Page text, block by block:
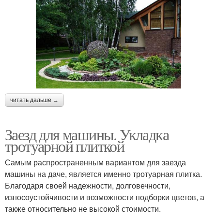
читать дальше →
Заезд для машины. Укладка
тротуарной плиткой
Самым распространенным вариантом для заезда
машины на даче, является именно тротуарная плитка.
Благодаря своей надежности, долговечности,
износоустойчивости и возможности подборки цветов, а
также относительно не высокой стоимости.